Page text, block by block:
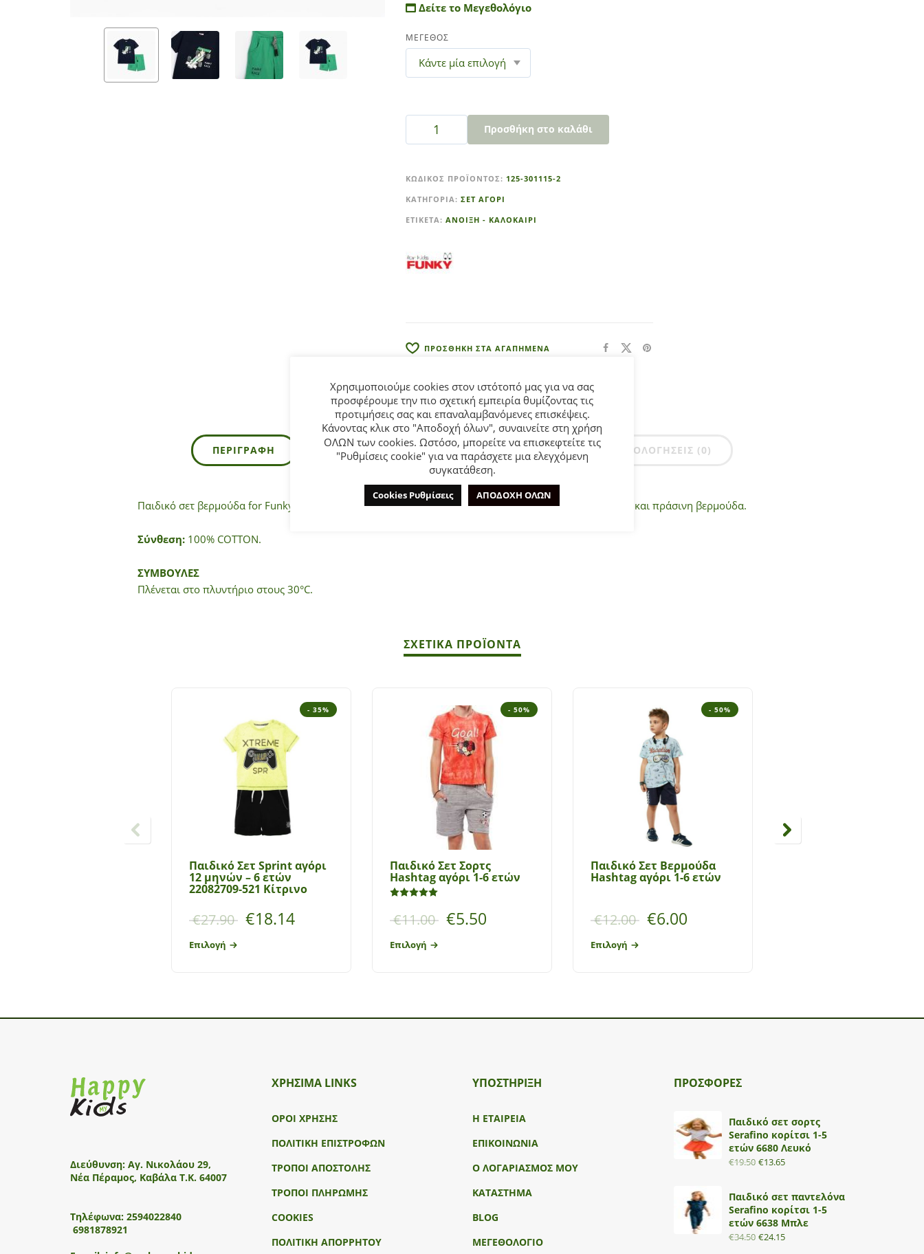
Δείτε το Μεγεθολόγιο
ΜΕΓΕΘΟΣ
Προσθήκη στο καλάθι
t
e
r
t
ΚΩΔΙΚΌΣ ΠΡΟΪΌΝΤΟΣ: 125-301115-2
ΚΑΤΗΓΟΡΊΑ: ΣΕΤ ΑΓΟΡΙ
ΕΤΙΚΈΤΑ: ΑΝΟΙΞΗ - ΚΑΛΟΚΑΙΡΙ
ΠΡΟΣΘΗΚΗ ΣΤΑ ΑΓΑΠΗΜΕΝΑ
ΠΕΡΙΓΡΑΦΉ ΕΠΙΠΛΈΟΝ ΠΛΗΡΟΦΟΡΊΕΣ ΕΤΑΙΡΊΑ ΑΞΙΟΛΟΓΉΣΕΙΣ (0)
Παιδικό σετ βερμούδα for Funky Kids για αγόρι από 2 έως 6 ετών. Μπλούζα σε μπλε χρώμα με τύπωμα και πράσινη βερμούδα.
Σύνθεση:100% COTTON.
ΣΥΜΒΟΥΛΕΣ
Πλένεται στο πλυντήριο στους 30°C.
ΣΧΕΤΙΚΆ ΠΡΟΪΌΝΤΑ
- 35%
Παιδικό Σετ Sprint αγόρι
12 μηνών – 6 ετών
22082709-521 Κίτρινο
€27.90 €18.14
Επιλογή
- 50%
Παιδικό Σετ Σορτς
Hashtag αγόρι 1-6 ετών
€11.00 €5.50
Επιλογή
- 50%
Παιδικό Σετ Βερμούδα
Hashtag αγόρι 1-6 ετών
€12.00 €6.00
Επιλογή
Διεύθυνση: Αγ. Νικολάου 29,
Νέα Πέραμος, Καβάλα Τ.Κ. 64007
Τηλέφωνα: 2594022840
6981878921
ΧΡΗΣΙΜΑ LINKS
ΟΡΟΙ ΧΡΗΣΗΣ
ΠΟΛΙΤΙΚΗ ΕΠΙΣΤΡΟΦΩΝ
ΤΡΟΠΟΙ ΑΠΟΣΤΟΛΗΣ
ΤΡΟΠΟΙ ΠΛΗΡΩΜΗΣ
COOKIES
ΠΟΛΙΤΙΚΗ ΑΠΟΡΡΗΤΟΥ
ΥΠΟΣΤΉΡΙΞΗ
Η ΕΤΑΙΡΕΙΑ
ΕΠΙΚΟΙΝΩΝΙΑ
Ο ΛΟΓΑΡΙΑΣΜΟΣ ΜΟΥ
ΚΑΤΑΣΤΗΜΑ
BLOG
ΜΕΓΕΘΟΛΟΓΙΟ
ΠΡΟΣΦΟΡΕΣ
Παιδικό σετ σορτς
Serafino κορίτσι 1-5
ετών 6680 Λευκό
€19.50 €13.65
Παιδικό σετ παντελόνα
Serafino κορίτσι 1-5
ετών 6638 Μπλε
€34.50 €24.15
Χρησιμοποιούμε cookies στον ιστότοπό μας για να σας
προσφέρουμε την πιο σχετική εμπειρία θυμίζοντας τις
προτιμήσεις σας και επαναλαμβανόμενες επισκέψεις.
Κάνοντας κλικ στο "Αποδοχή όλων", συναινείτε στη χρήση
ΟΛΩΝ των cookies. Ωστόσο, μπορείτε να επισκεφτείτε τις
"Ρυθμίσεις cookie" για να παράσχετε μια ελεγχόμενη
συγκατάθεση.
Cookies Ρυθμίσεις ΑΠΟΔΟΧΗ ΟΛΩΝ